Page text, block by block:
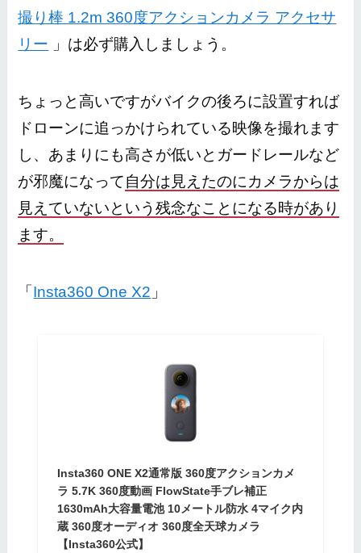
撮り棒 1.2m 360度アクションカメラ アクセサ
リー 」は必ず購入しましょう。
ちょっと高いですがバイクの後ろに設置すれば
ドローンに追っかけられている映像を撮れます
し、あまりにも高さが低いとガードレールなど
が邪魔になって自分は見えたのにカメラからは
見えていないという残念なことになる時があり
ます。
「Insta360 One X2 」
Insta360 ONE X2通常版 360度アクションカメ
ラ 5.7K 360度動画 FlowState手ブレ補正
1630mAh大容量電池 10メートル防水 4マイク内
蔵 360度オーディオ 360度全天球カメラ
【Insta360公式】